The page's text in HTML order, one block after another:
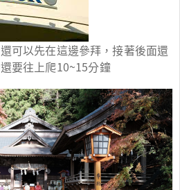
可以先在這邊參拜，接著後面還
要往上爬10~15分鐘